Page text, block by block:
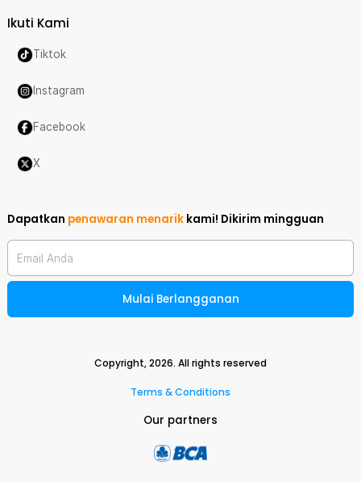
Ikuti Kami
Tiktok
Instagram
Facebook
X
Dapatkan penawaran menarik kami! Dikirim mingguan
Email Anda
Mulai Berlangganan
Copyright,2026. All rights reserved
Terms & Conditions
Our partners